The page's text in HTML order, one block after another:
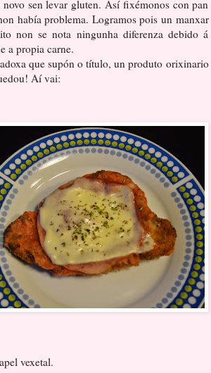
sen levar gluten. Así fixémonos con pan
había problema. Logramos pois un manxar
non se nota ningunha diferenza debido á
a propia carne.
que supón o título, un produto orixinario
Aí vai:
vexetal.